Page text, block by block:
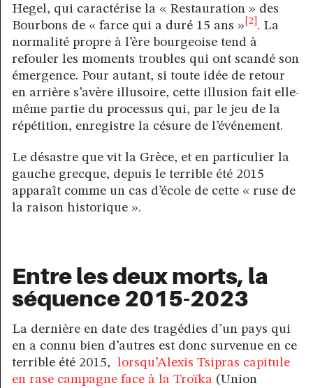
Hegel, qui caractérise la « Restauration » des
Bourbons de « farce qui a duré 15 ans » [2] . La
normalité propre à l’ère bourgeoise tend à
refouler les moments troubles qui ont scandé son
émergence. Pour autant, si toute idée de retour
en arrière s’avère illusoire, cette illusion fait elle-
même partie du processus qui, par le jeu de la
répétition, enregistre la césure de l’événement.
Le désastre que vit la Grèce, et en particulier la
gauche grecque, depuis le terrible été 2015
apparaît comme un cas d’école de cette « ruse de
la raison historique ».
Entre les deux morts, la
séquence 2015-2023
La dernière en date des tragédies d’un pays qui
en a connu bien d’autres est donc survenue en ce
terrible été 2015, lorsqu’Alexis Tsipras capitule
en rase campagne face à la Troïka (Union